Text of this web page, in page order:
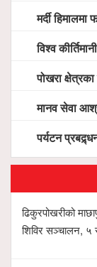
मर्दी
विश्व कीर्तिमानी
पोखरा क्षेत्रका
मानव सेवा आश्रमको महायज्ञबाट ३
पर्यटन प्रबद्र्धन केन्द्रित भई
ढिकुरपोखरीको
शिविर सञ्चालन, ५